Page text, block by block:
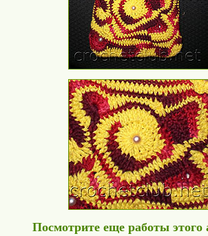
Посмотрите еще работы этого